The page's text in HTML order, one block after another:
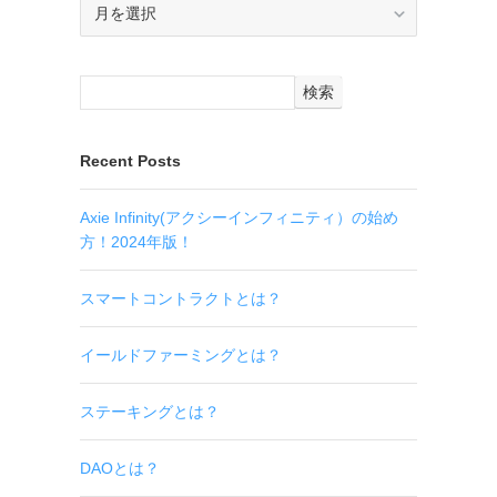
イ
検索
Recent Posts
Axie Infinity(アクシーインフィニティ）の始め
方！2024年版！
スマートコントラクトとは？
イールドファーミングとは？
ステーキングとは？
DAOとは？